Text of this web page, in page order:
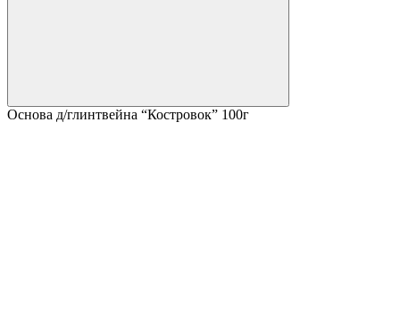
Основа д/глинтвейна “Костровок” 100г